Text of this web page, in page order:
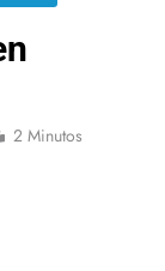
2 Minutos